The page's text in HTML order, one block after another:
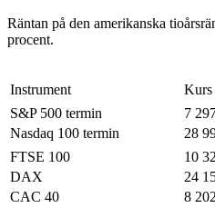
Räntan på den amerikanska
procent.
Instrument Kurs
S&P 500 termin
7
Nasdaq 100 termin
28
FTSE 100
10
DAX
24
CAC 40
8